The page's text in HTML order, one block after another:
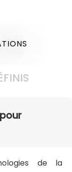
de la